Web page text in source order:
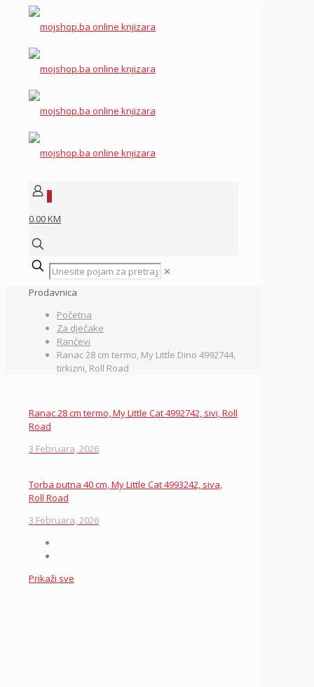
0
0.00 KM
✕
Prodavnica
Početna
Za dječake
Rančevi
Ranac 28 cm termo, My Little Dino 4992744,
tirkizni, Roll Road
Ranac 28 cm termo, My Little Cat 4992742, sivi, Roll
Road
3 Februara, 2026
Torba putna 40 cm, My Little Cat 4993242, siva,
Roll Road
3 Februara, 2026
Prikaži sve